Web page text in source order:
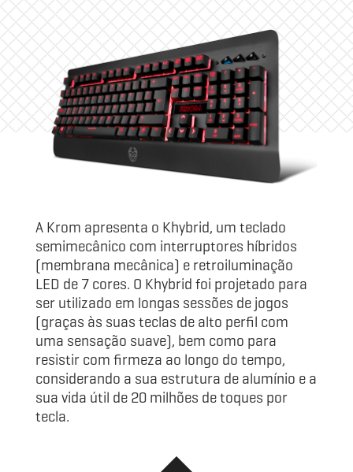
A Krom apresenta o Khybrid, um teclado
semimecânico com interruptores híbridos
(membrana mecânica) e retroiluminação
LED de 7 cores. O Khybrid foi projetado para
ser utilizado em longas sessões de jogos
(graças às suas teclas de alto perfil com
uma sensação suave), bem como para
resistir com firmeza ao longo do tempo,
considerando a sua estrutura de alumínio e a
sua vida útil de 20 milhões de toques por
tecla.